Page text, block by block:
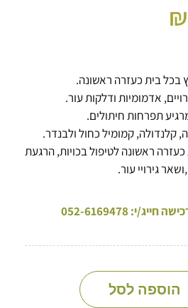
₪
בכל בית כעזרה ראשונה.
אדמומיות ודלקות עור.
תפרחות חיתולים.
קלנדולה, קמומיל כחול ולבנדר.
ראשונה לטיפול בכויות, הרגעת
גירויי עור.
י: 052-6169478
הוספה לסל